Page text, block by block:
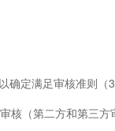
定满足审核准则（
（第二方和第三方